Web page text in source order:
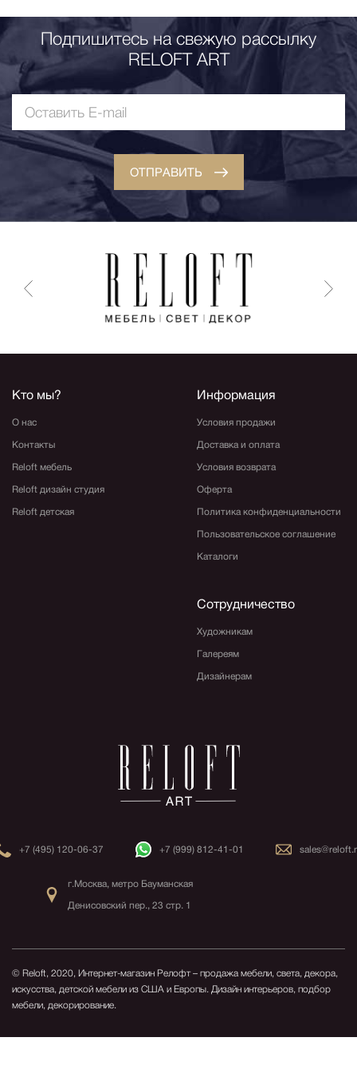
Подпишитесь на свежую рассылку
RELOFT ART
ОТПРАВИТЬ
Кто мы?
О нас
Контакты
Reloft мебель
Reloft дизайн студия
Reloft детская
Информация
Условия продажи
Доставка и оплата
Условия возврата
Оферта
Политика конфиденциальности
Пользовательское соглашение
Каталоги
Сотрудничество
Художникам
Галереям
Дизайнерам
+7 (495) 120-06-37 +7 (999) 812-41-01
г.Москва, метро Бауманская
Денисовский пер., 23 стр. 1
© Reloft, 2020, Интернет-магазин Релофт – продажа мебели, света, декора,
искусства, детской мебели из США и Европы. Дизайн интерьеров, подбор
мебели, декорирование.